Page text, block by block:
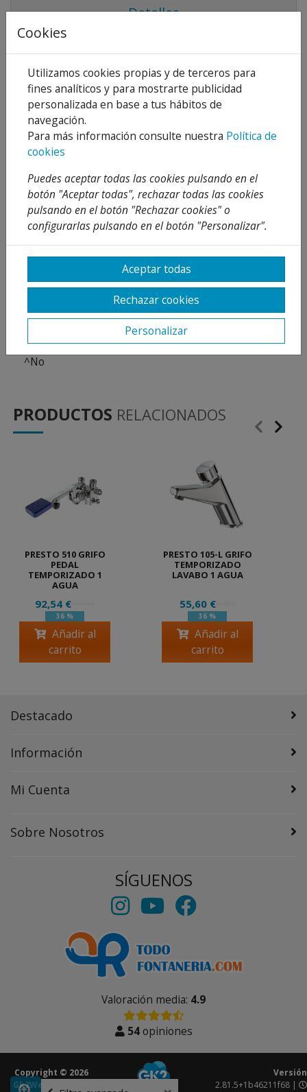
Detalles
Opiniones
Características técnicas
^Cierre automático: 4 ± 2s.
^Entrada y salida para montar sobre tubo de Ø 10 x
12 mm.
^apertura con el pie por membrana de goma sobre
placa de acero inoxidable de 10 x 10 cm cabeza
intercambiable que comprende todo el mecanismo
del grifo cuerpo en laton niquelado piezas
interiores
^Temperatura admisible de agua: los materiales
que componen las piezas de los grifos pueden
soportar una temperatura máxima de 70ºC.
Presión de uso recomendada: 1 5 bar.
^Accionamiento mediante pedal.
Cabeza intercambiable que comprende todo el
mecanismo del grifo.
^No
PRODUCTOS RELACIONADOS
PRESTO 510 GRIFO
PEDAL
TEMPORIZADO 1
AGUA
92,54 €
36 %
Añadir al
carrito
PRESTO 105-L GRIFO
TEMPORIZADO
LAVABO 1 AGUA
55,60 €86,88 €
36 %
Añadir al
carrito
Destacado
Información
Mi Cuenta
Sobre Nosotros
SÍGUENOS
Valoración media: 4.9
54opiniones
Copyright © 2026
Gk2Web
Versión
2.81.5+1b46211f68 |
Cookies
Utilizamos cookies propias y de terceros para
fines analíticos y para mostrarte publicidad
personalizada en base a tus hábitos de
navegación.
Para más información consulte nuestra Política de
cookies
Puedes aceptar todas las cookies pulsando en el
botón "Aceptar todas", rechazar todas las cookies
pulsando en el botón "Rechazar cookies" o
configurarlas pulsando en el botón "Personalizar".
Aceptar todas
Rechazar cookies
Personalizar